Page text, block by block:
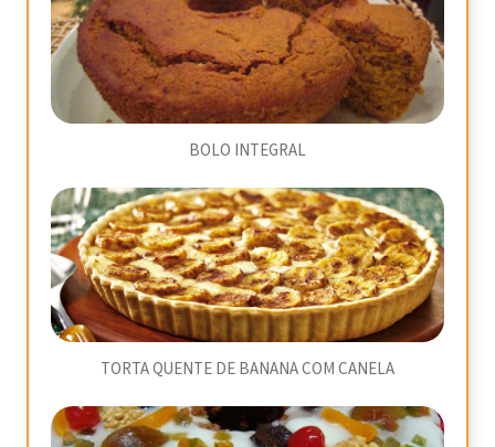
BOLO INTEGRAL
TORTA QUENTE DE BANANA COM CANELA